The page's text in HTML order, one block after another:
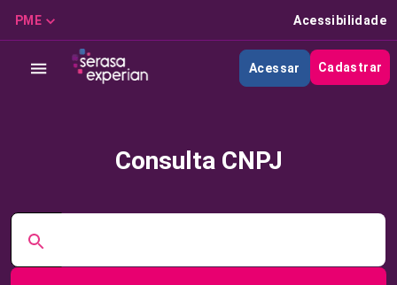
PME Acessibilidade
Acessar Cadastrar
Consulta CNPJ